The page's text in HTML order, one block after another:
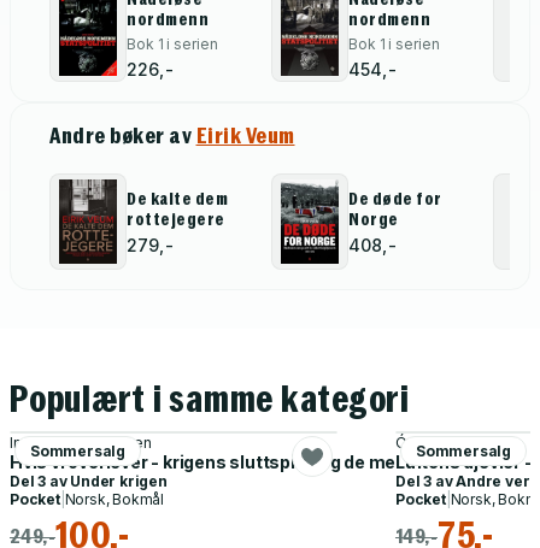
nordmenn
Bok 1 i serien
226,-
nordmenn
Bok 1 i serien
454,-
Andre bøker av Eirik Veum
De kalte dem
rottejegere
279,-
De døde for
Norge
408,-
Populært i samme kategori
Sommersalg
Ingar Sletten Kolloen
Hvis vi overlever - krigens sluttspill - og de menneskelige
Del 3 av Under krigen
Pocket| Norsk, Bokmål
249,-100,-
Sommersalg
Óscar González
Luftens djevler -
Del 3 avAndre
Pocket| Norsk,
149,-75,-